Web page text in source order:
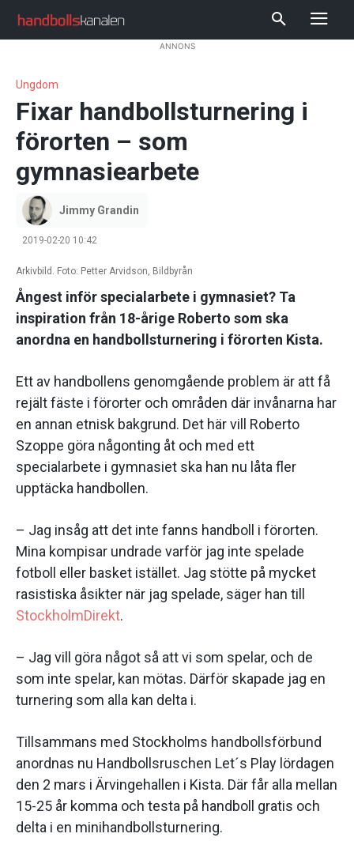
ANNONS
Ungdom
Fixar handbollsturnering i
förorten – som
gymnasiearbete
Jimmy Grandin
2019-02-20 10:42
Arkivbild. Foto: Petter Arvidson, Bildbyrån
Ångest inför specialarbete i gymnasiet? Ta
inspiration från 18-årige Roberto som ska
anordna en handbollsturnering i förorten Kista.
Ett av handbollens genomgående problem är att få
rejält fäste i förorter och områden där invånarna har
en annan etnisk bakgrund. Det här vill Roberto
Szoppe göra någonting åt och med ett
specialarbete i gymnasiet ska han nu låta fler
upptäcka handbollen.
– Jag insåg att det inte fanns handboll i förorten.
Mina kompisar undrade varför jag inte spelade
fotboll eller basket istället. Jag stötte på mycket
rasistiska åsikter när jag spelade, säger han till
StockholmDirekt.
– Jag vill göra något så att vi som spelar, och de
som inte spelar, kan mötas. Därför skapade jag en
turnering som alla kan delta i.
Tillsammans med Stockholms handbollsförbund
anordnas nu Handbollsruschen Let´s Play lördagen
den 2 mars i Ärvingehallen i Kista. Där får alla mellan
15-25 år komma och testa på handboll gratis och
delta i en minihandbollsturnering.